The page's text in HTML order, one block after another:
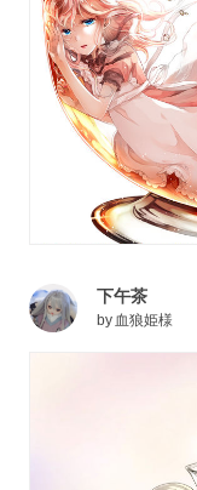
下午茶
by 血狼姫様